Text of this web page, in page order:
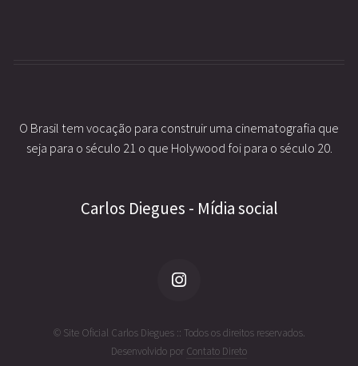
O Brasil tem vocação para construir uma cinematografia que
seja para o século 21 o que Holywood foi para o século 20.
Carlos Diegues - Mídia social
© Site Oficial Carlos Diegues :: Todos os direitos reservados.
Desenvolvido por Contato Direto